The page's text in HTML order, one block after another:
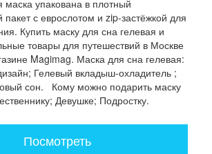
маска упакована в плотный
пакет с еврослотом и zip-застёжкой для
Купить маску для сна гелевая и
товары для путешествий в Москве
Magimag. Маска для сна гелевая:
Гелевый вкладыш-охладитель ;
сон. Кому можно подарить маску
Девушке; Подростку.
Посмотреть